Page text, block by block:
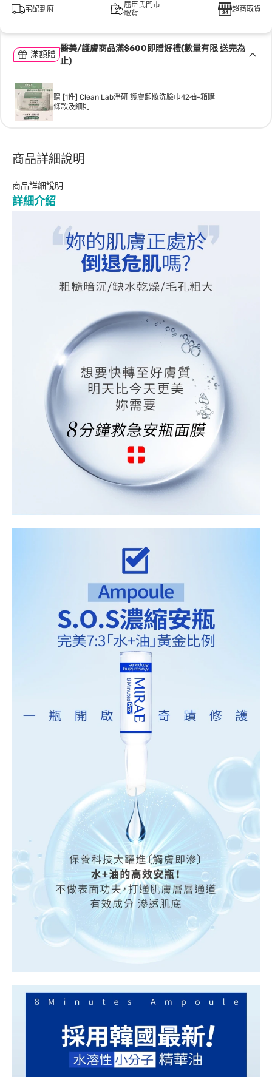
宅配到府
屈臣氏門市
取貨
超商取貨
滿額贈
醫美/護膚商品滿$600即贈好禮(數量有限 送完為
止)
贈 [1件] Clean Lab淨研 護膚卸妝洗臉巾42抽-箱購
條款及細則
商品詳細說明
商品詳細說明
詳細介紹